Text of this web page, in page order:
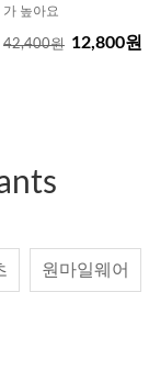
가 높아요
42,400원 12,800원
원마일웨어